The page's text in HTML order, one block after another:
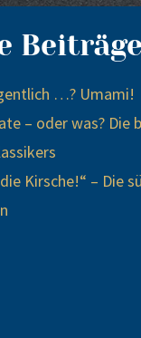
Beiträge
…? Umami!
– oder was? Die
Kirsche!“ – Die